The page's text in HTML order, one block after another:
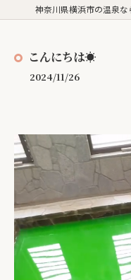
こんにちは☀️
2024/11/26